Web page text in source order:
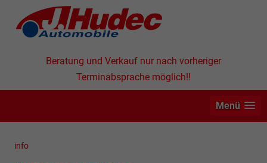
Beratung und Verkauf nur nach vorheriger
Terminabsprache möglich!!
Menü
info